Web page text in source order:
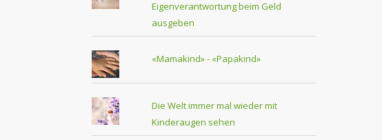
Eigenverantwortung beim Geld
ausgeben
«Mamakind» - «Papakind»
Die Welt immer mal wieder mit
Kinderaugen sehen